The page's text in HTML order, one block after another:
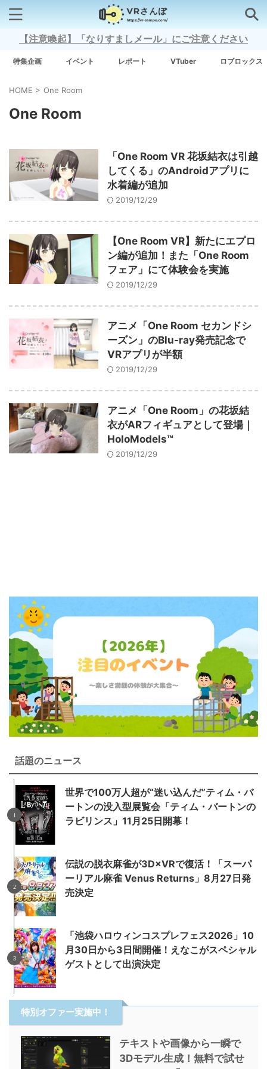
検索はコチラから
Grow A Garden（庭を成長させる）
Meta Quest 3
タグ一覧
ARKit BitStar（ぶいらいぶ） CG(2D/3D) esports
PR/提供 Roblox Steam TGS VRChat
にじさんじ アウトドア アニメ アプリ
イベント オーディション
グルメ ゲーム コスプレ スポーツ
ソーシャルVR デジモノ バーチャルYouTuber
【注意喚起】「なりすましメール」にご注意ください
特集企画 イベント レポート VTuber ロブロックス
HOME > One Room
One Room
「One Room VR 花坂結衣は引越
してくる」のAndroidアプリに
水着編が追加
2019/12/29
【One Room VR】新たにエプロ
ン編が追加！また「One Room
フェア」にて体験会を実施
2019/12/29
アニメ「One Room セカンドシ
ーズン」のBlu-ray発売記念で
VRアプリが半額
2019/12/29
アニメ「One Room」の花坂結
衣がARフィギュアとして登場｜
HoloModels™
2019/12/29
話題のニュース
世界で100万人超が“迷い込んだ”ティム・バ
ートンの没入型展覧会「ティム・バートンの
ラビリンス」11月25日開幕！
伝説の脱衣麻雀が3D×VRで復活！「スーパ
ーリアル麻雀 Venus Returns」8月27日発
売決定
「池袋ハロウィンコスプレフェス2026」10
月30日から3日間開催！えなこがスペシャル
ゲストとして出演決定
特別オファー実施中！
テキストや画像から一瞬で
3Dモデル生成！無料で試せ